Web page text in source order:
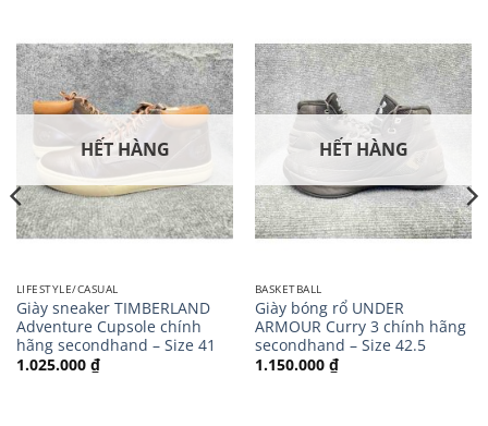
HẾT HÀNG
LIFESTYLE/CASUAL
Giày sneaker TIMBERLAND
Adventure Cupsole chính
hãng secondhand – Size 41
1.025.000 ₫
HẾT HÀNG
BASKETBALL
Giày bóng rổ UNDER
ARMOUR Curry 3 chính hãng
secondhand – Size 42.5
1.150.000 ₫